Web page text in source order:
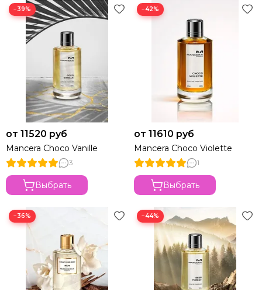
−39%
от 11520 руб
Mancera Choco Vanille
3
Выбрать
−42%
от 11610 руб
Mancera Choco Violette
1
Выбрать
−36% −44%